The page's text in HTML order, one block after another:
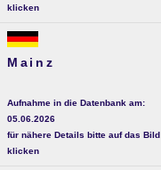
klicken
Mainz
Aufnahme in die Datenbank am:
05.06.2026
für nähere Details bitte auf das Bild
klicken